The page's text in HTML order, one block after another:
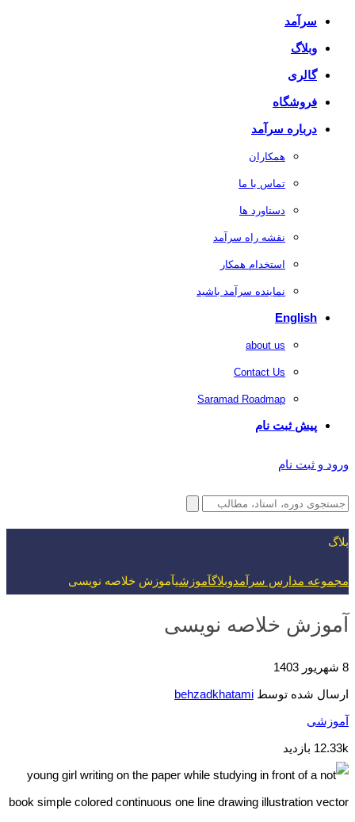
سرآمد
وبلاگ
گالری
فروشگاه
درباره سرآمد
همکاران
تماس با ما
دستاورد ها
نقشه راه سرآمد
استخدام همکار
نماینده سرآمد باشید
English
about us
Contact Us
Saramad Roadmap
پیش ثبت نام
ورود و ثبت نام
بلاگ
مجموعه مدارس سرآمدوبلاگآموزشیآموزش خلاصه نویسی
آموزش خلاصه نویسی
8 شهریور 1403
ارسال شده توسط behzadkhatami
آموزشی
12.33k بازدید